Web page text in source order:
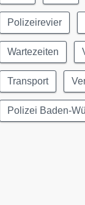
Polizeirevier
Wartezeiten
Transport
Polizei Baden-